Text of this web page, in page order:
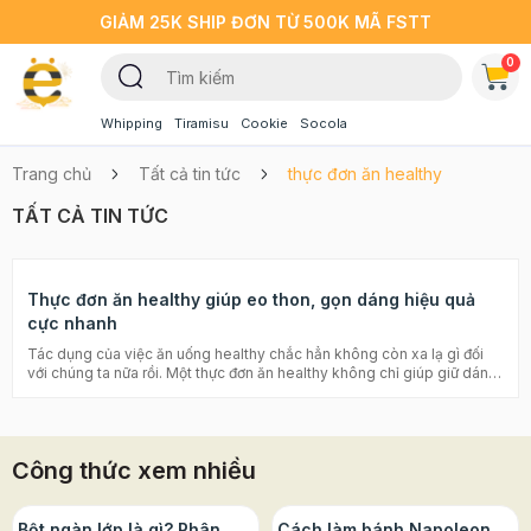
GIẢM 25K SHIP ĐƠN TỪ 500K MÃ FSTT
Whipping Tiramisu Cookie Socola
0
Trang chủ Tất cả tin tức thực đơn ăn healthy
TẤT CẢ TIN TỨC
Thực đơn ăn healthy giúp eo thon, gọn dáng hiệu quả
cực nhanh
Tác dụng của việc ăn uống healthy chắc hẳn không còn xa lạ gì đối
với chúng ta nữa rồi. Một thực đơn ăn healthy không chỉ giúp giữ dáng
bảo đầy đủ chất dinh dưỡng và vô cùng ngon miệng. Thực đơn ăn
healthy giúp eo thon, gọn dáng hiệu quả cực nhanh Healthy
food là khái niệm về những thực phẩm có lợi cho sức khỏe , đồng thời
cũng là một chế độ ăn dinh dưỡng lành mạnh. Các thực phẩm hữu
Công thức xem nhiều